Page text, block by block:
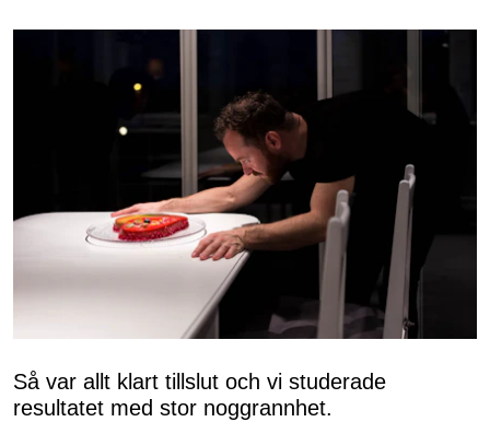
Så var allt klart tillslut och vi studerade
resultatet med stor noggrannhet.